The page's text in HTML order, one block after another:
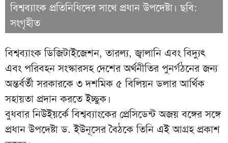
বিশ্বব্যাংক প্রতিনিধিদের সাথে প্রধান উপদেষ্টা। ছবি:
সংগৃহীত
বিশ্বব্যাংক ডিজিটাইজেশন, তারল্য, জ্বালানি এবং বিদ্যুৎ
এবং পরিবহন সংস্কারসহ দেশের অর্থনীতির পুনর্গঠনের জন্য
অন্তর্বর্তী সরকারকে ৩ দশমিক ৫ বিলিয়ন ডলার আর্থিক
সহায়তা প্রদান করতে ইচ্ছুক।
বুধবার নিউইয়র্কে বিশ্বব্যাংকের প্রেসিডেন্ট অজয় ​​বঙ্গের সঙ্গে
প্রধান উপদেষ্টা ড. ইউনূসের বৈঠকে তিনি এই আগ্রহ প্রকাশ